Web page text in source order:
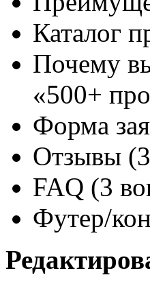
Каталог
Почему
«500+
Форма
Отзывы
FAQ (3
Футер/